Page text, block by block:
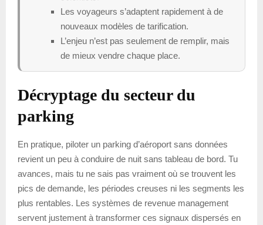
Les voyageurs s’adaptent rapidement à de
nouveaux modèles de tarification.
L’enjeu n’est pas seulement de remplir, mais
de mieux vendre chaque place.
Décryptage du secteur du
parking
En pratique, piloter un parking d’aéroport sans données
revient un peu à conduire de nuit sans tableau de bord. Tu
avances, mais tu ne sais pas vraiment où se trouvent les
pics de demande, les périodes creuses ni les segments les
plus rentables. Les systèmes de revenue management
servent justement à transformer ces signaux dispersés en